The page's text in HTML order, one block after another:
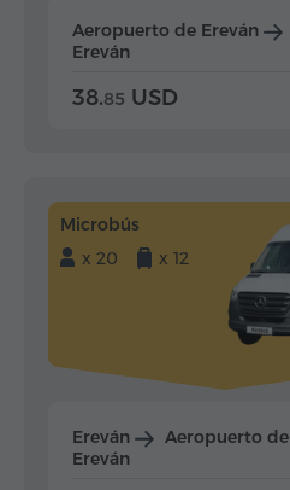
Aeropuerto de Ereván
Ereván
38.85 USD
Microbús
x 20
x 12
Ereván
Aeropuerto de
Ereván